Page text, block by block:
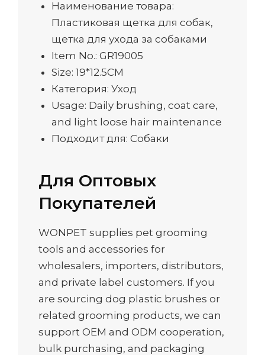
Наименование товара:
Пластиковая щетка для собак,
щетка для ухода за собаками
Item No.: GR19005
Size: 19*12.5CM
Категория: Уход
Usage: Daily brushing, coat care,
and light loose hair maintenance
Подходит для: Собаки
Для Оптовых
Покупателей
WONPET supplies pet grooming
tools and accessories for
wholesalers, importers, distributors,
and private label customers. If you
are sourcing dog plastic brushes or
related grooming products, we can
support OEM and ODM cooperation,
bulk purchasing, and packaging